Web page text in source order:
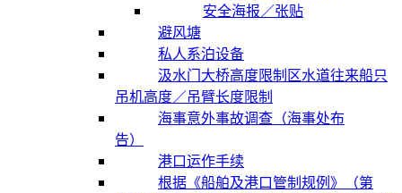
安全海报／张贴
避风塘
私人系泊设备
汲水门大桥高度限制区水道往来船只
吊机高度／吊臂长度限制
海事意外事故调查（海事处布
告）
港口运作手续
根据《船舶及港口管制规例》（第